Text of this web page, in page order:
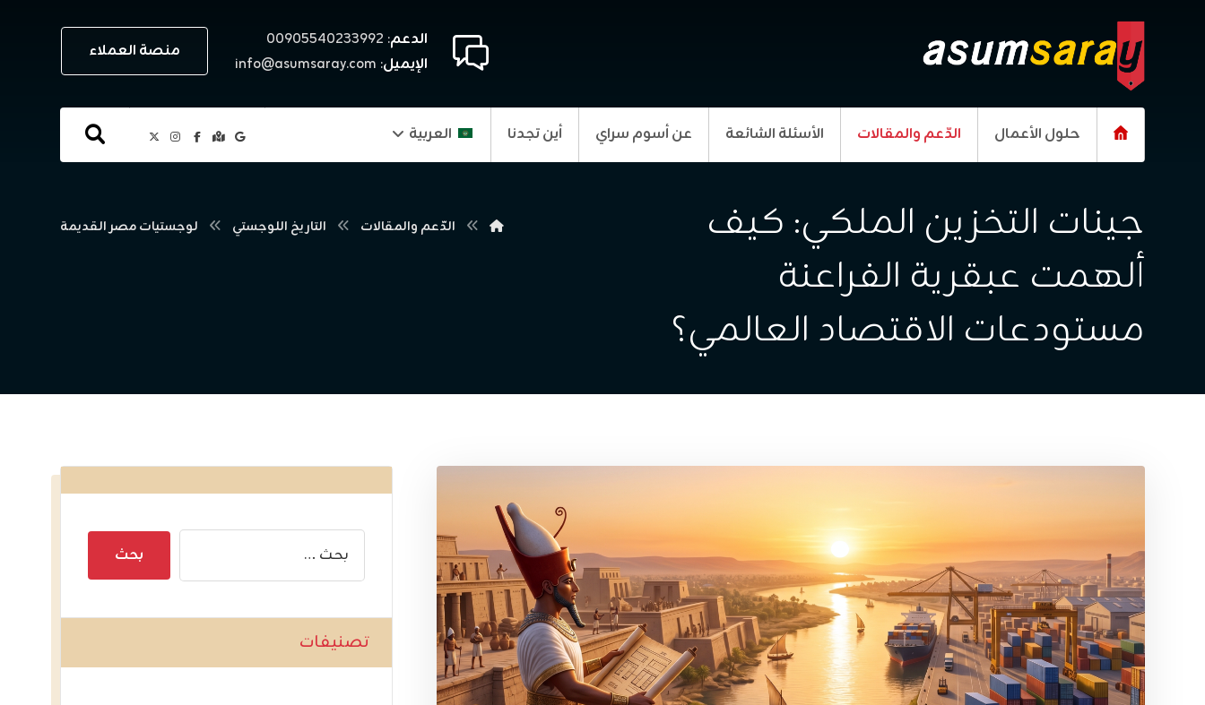
منصة العملاء الدعم: ٠٠٩٠٥٥٤٠٢٣٣٩٩٢
الإيميل: info@asumsaray.com
حلول الأعمال الدّعم والمقالات الأسئلة الشائعة عن أسوم سراي أين تجدنا العربية
جينات التخزين الملكي: كيف
ألهمت عبقرية الفراعنة
مستودعات الاقتصاد العالمي؟
الدّعم والمقالات التاريخ اللوجستي لوجستيات مصر القديمة
تصنيفات